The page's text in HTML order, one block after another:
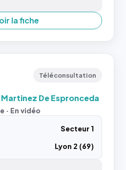
la fiche
Téléconsultation
De Espronceda
· En vidéo
Secteur 1
Lyon 2 (69)